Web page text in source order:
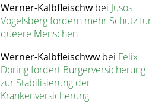
Werner-Kalbfleischwbei Jusos
Vogelsberg fordern mehr Schutz für
queere Menschen
Werner-Kalbfleischwwbei Felix
Döring fordert Bürgerversicherung
zur Stabilisierung der
Krankenversicherung